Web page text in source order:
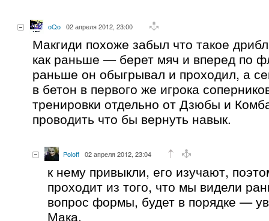
oQo 02 апреля 2012, 23:00
Макгиди похоже забыл что такое
как раньше — берет мяч и вперед по
раньше он обыгрывал и проходил, а
в бетон в первого же игрока
тренировки отдельно от Дзюбы и
проводить что бы вернуть навык.
Poloff 02 апреля 2012, 23:04
к нему привыкли, его изучают,
проходит из того, что мы видели
вопрос формы, будет в порядке —
Мака.